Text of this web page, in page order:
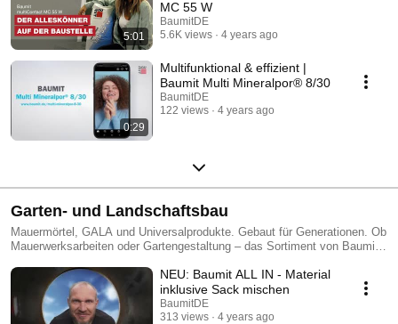
5:01
MC 55 W
BaumitDE
5.6K views
4 years ago
0:29
Multifunktional & effizient |
Baumit Multi Mineralpor® 8/30
BaumitDE
122 views
4 years ago
Garten- und Landschaftsbau
Mauermörtel, GALA und Universalprodukte. Gebaut für Generationen. Ob
Mauerwerksarbeiten oder Gartengestaltung – das Sortiment von Baumit
Gala-Produkte erfüllen höchste Qualitätsstandards. Funktional,
anwenderfreundlich und langlebig für außen und innen. Das überzeugt
dauerhaft.
NEU: Baumit ALL IN - Material
inklusive Sack mischen
BaumitDE
313 views
4 years ago